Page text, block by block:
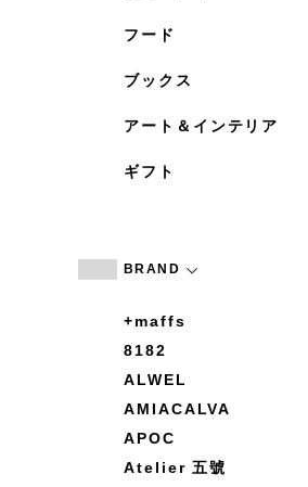
フード
ブックス
アート＆インテリア
ギフト
BRAND
+maffs
8182
ALWEL
AMIACALVA
APOC
Atelier 五號